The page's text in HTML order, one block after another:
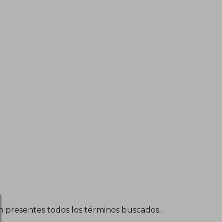
presentes todos los términos buscados..